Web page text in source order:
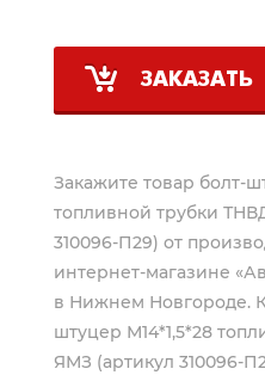
ЗАКАЗАТЬ
Закажите товар болт-
топливной трубки
310096-П29) от
интернет-магазине
в Нижнем Новгороде.
штуцер М14*1,5*28
ЯМЗ (артикул 310096-